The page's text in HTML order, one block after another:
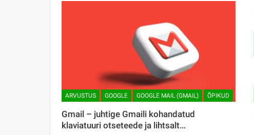
ARVUSTUS GOOGLE GOOGLE MAIL (GMAIL) ÕPIKUD
Gmail – juhtige Gmaili kohandatud
klaviatuuri otseteede ja lihtsalt…